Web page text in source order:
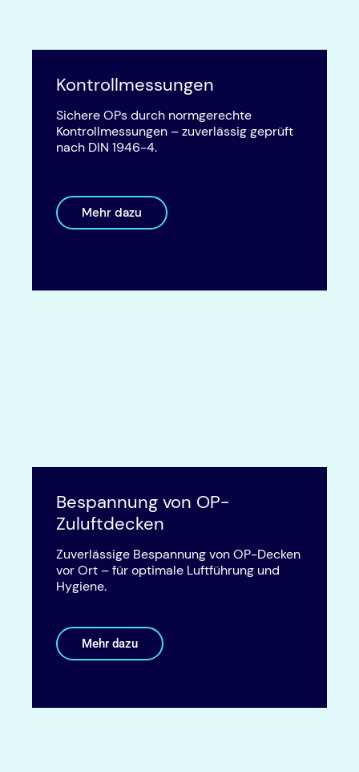
Kontrollmessungen
Sichere OPs durch normgerechte
Kontrollmessungen – zuverlässig geprüft
nach DIN 1946-4.
Mehr dazu
Bespannung von OP-
Zuluftdecken
Zuverlässige Bespannung von OP-Decken
vor Ort – für optimale Luftführung und
Hygiene.
Mehr dazu